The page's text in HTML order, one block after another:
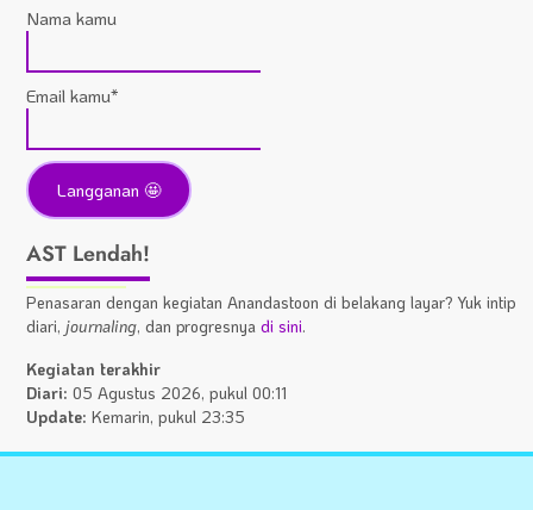
Nama kamu
Email kamu*
AST Lendah!
Penasaran dengan kegiatan Anandastoon di belakang layar? Yuk intip
diari, journaling, dan progresnyadi sini.
Kegiatan terakhir
Diari:05 Agustus 2026, pukul 00:11
Update:Kemarin, pukul 23:35
Statistik